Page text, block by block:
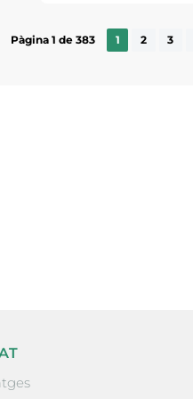
Pàgina 1 de 383 1 2 3